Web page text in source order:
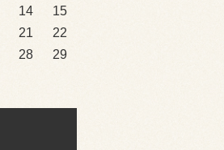
14
15
21
22
28
29